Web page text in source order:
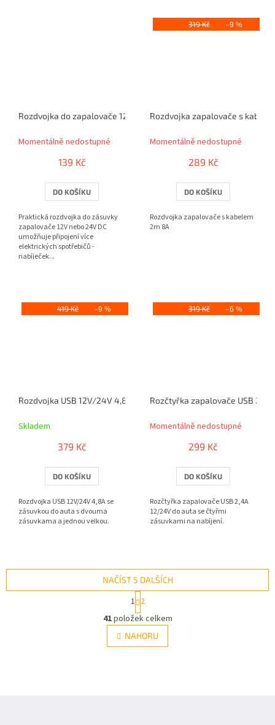
Rozdvojka do zapalovače 12V / 24V - s kabelem a USB
Momentálně nedostupné
139 Kč
DO KOŠÍKU
Praktická rozdvojka do zásuvky
zapalovače 12V nebo 24V DC
umožňuje připojení více
elektrických spotřebičů -
nabíječek...
319 Kč –9 %
Rozdvojka zapalovače s
Momentálně nedostupné
289 Kč
DO KOŠÍKU
Rozdvojka zapalovače s kabelem
2m 8A
419 Kč –9 %
Rozdvojka USB 12V/24V 4,8A se zásuvkou
Skladem
379 Kč
DO KOŠÍKU
Rozdvojka USB 12V/24V 4,8A se
zásuvkou do auta s dvouma
zásuvkama a jednou velkou.
319 Kč –6 %
Rozčtyřka zapalovače USB
Momentálně nedostupné
299 Kč
DO KOŠÍKU
Rozčtyřka zapalovače USB 2,4A
12/24V do auta se čtyřmi
zásuvkami na nabíjení.
O
v
l
á
NAČÍST 5 DALŠÍCH
S
t
r
á
n
k
1 2
41položek celkem
NAHORU